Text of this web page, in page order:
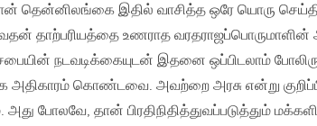
தென்னிலங்கை இதில் வாசித்த ஒரே யொரு
தாற்பரியத்தை உணராத
நடவடிக்கையுடன் இதனை ஒப்பிடலாம்
அதிகாரம் கொண்டவை. அவற்றை அரசு என்று
அது போலவே, தான் பிரதிநிதித்துவப்படுத்தும்